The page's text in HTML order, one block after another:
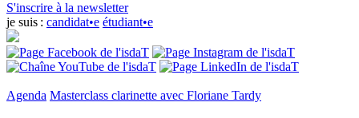
S'inscrire à la newsletter
je suis : candidat•e étudiant•e
Agenda Masterclass clarinette avec Floriane Tardy